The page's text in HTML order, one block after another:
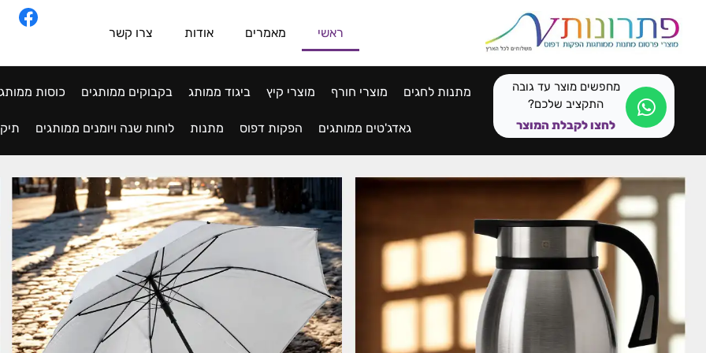
ראשי מאמרים אודות צרו קשר
מחפשים מוצר עד גובה
התקציב שלכם?
לחצו לקבלת המוצר
מתנות לחגים מוצרי חורף מוצרי קיץ ביגוד ממותג בקבוקים ממותגים כוסות
גאדג'טים ממותגים הפקות דפוס מתנות לוחות שנה ויומנים ממותגים